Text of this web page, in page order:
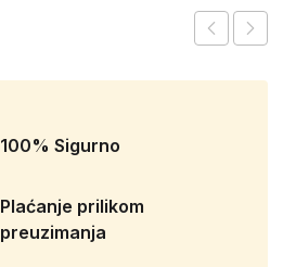
100% Sigurno
Plaćanje prilikom
preuzimanja